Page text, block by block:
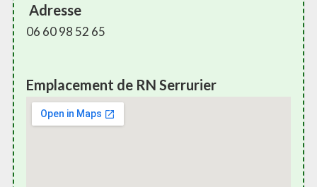
Adresse
06 60 98 52 65
Emplacement de RN Serrurier